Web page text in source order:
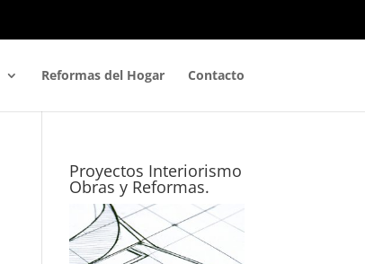
Reformas del Hogar Contacto
Proyectos Interiorismo
Obras y Reformas.